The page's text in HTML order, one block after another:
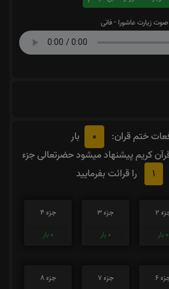
صوت زیارت عاشورا - فانی
ختم قران: 0
بار
کریم پیشنهاد میشود حضرتعالی جزء
1 را قرائت بفرمایید
2
0 بار
جزء 3
0 بار
جزء 4
0 بار
6
جزء 7
جزء 8